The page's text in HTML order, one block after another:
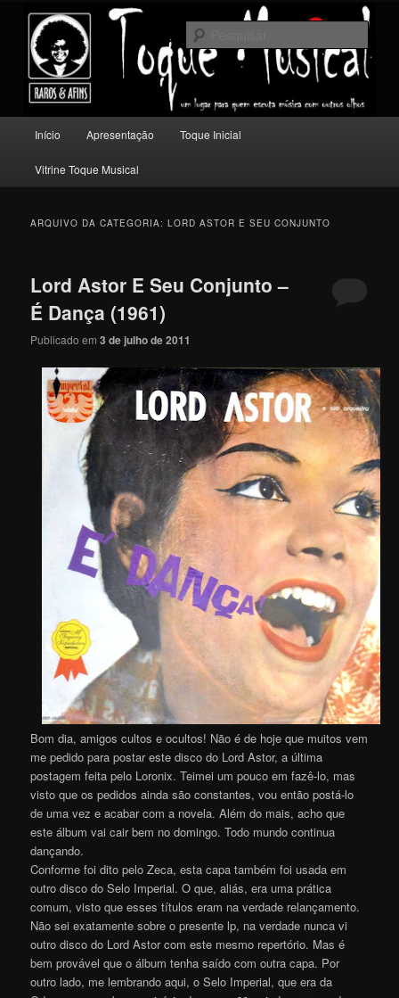
conteúdo
principal
conteúdo
secundário
Toque Musical
Um lugar para quem escuta música com outros olhos.
principal
Início Apresentação Toque Inicial
Vitrine Toque Musical
ARQUIVO DA CATEGORIA:LORD ASTOR E SEU CONJUNTO
Lord Astor E Seu Conjunto –
É Dança (1961)
Publicado em3 de julho de 2011
Bom dia, amigos cultos e ocultos! Não é de hoje que muitos vem
me pedido para postar este disco do Lord Astor, a última
postagem feita pelo Loronix. Teimei um pouco em fazê-lo, mas
visto que os pedidos ainda são constantes, vou então postá-lo
de uma vez e acabar com a novela. Além do mais, acho que
este álbum vai cair bem no domingo. Todo mundo continua
dançando.
Conforme foi dito pelo Zeca, esta capa também foi usada em
outro disco do Selo Imperial. O que, aliás, era uma prática
comum, visto que esses títulos eram na verdade relançamento.
Não sei exatamente sobre o presente lp, na verdade nunca vi
outro disco do Lord Astor com este mesmo repertório. Mas é
bem provável que o álbum tenha saído com outra capa. Por
outro lado, me lembrando aqui, o Selo Imperial, que era da